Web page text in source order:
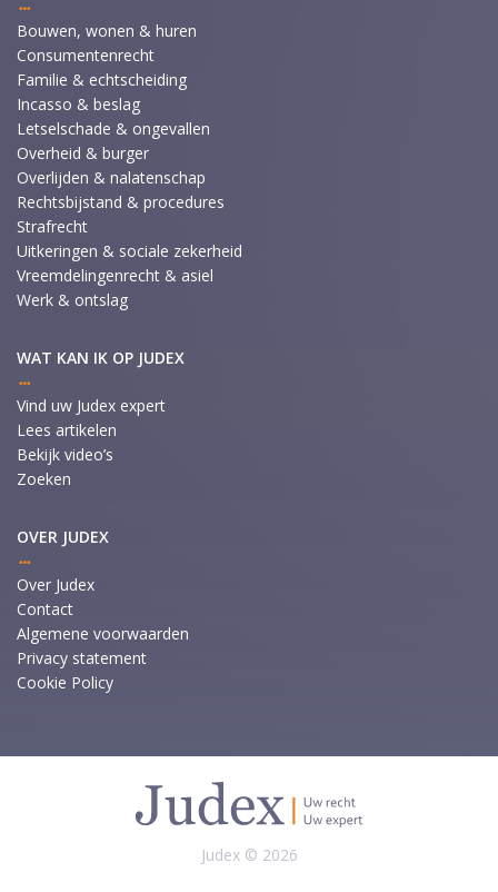
Bouwen, wonen & huren
Consumentenrecht
Familie & echtscheiding
Incasso & beslag
Letselschade & ongevallen
Overheid & burger
Overlijden & nalatenschap
Rechtsbijstand & procedures
Strafrecht
Uitkeringen & sociale zekerheid
Vreemdelingenrecht & asiel
Werk & ontslag
WAT KAN IK OP JUDEX
Vind uw Judex expert
Lees artikelen
Bekijk video’s
Zoeken
OVER JUDEX
Over Judex
Contact
Algemene voorwaarden
Privacy statement
Cookie Policy
Judex © 2026